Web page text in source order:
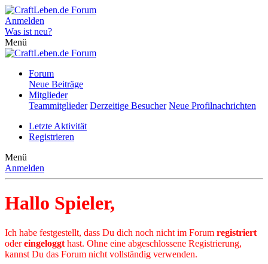
Anmelden
Was ist neu?
Menü
Forum
Neue Beiträge
Mitglieder
Teammitglieder Derzeitige Besucher Neue Profilnachrichten
Letzte Aktivität
Registrieren
Menü
Anmelden
Hallo Spieler,
Ich habe festgestellt, dass Du dich noch nicht im Forum registriert
odereingeloggt hast. Ohne eine abgeschlossene Registrierung,
kannst Du das Forum nicht vollständig verwenden.